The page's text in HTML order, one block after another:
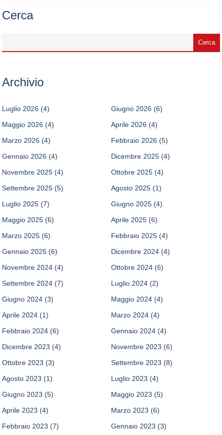
Cerca
Archivio
Luglio 2026 (4) Giugno 2026 (6)
Maggio 2026 (4) Aprile 2026 (4)
Marzo 2026 (4) Febbraio 2026 (5)
Gennaio 2026 (4) Dicembre 2025 (4)
Novembre 2025 (4) Ottobre 2025 (4)
Settembre 2025 (5) Agosto 2025 (1)
Luglio 2025 (7) Giugno 2025 (4)
Maggio 2025 (6) Aprile 2025 (6)
Marzo 2025 (6) Febbraio 2025 (4)
Gennaio 2025 (6) Dicembre 2024 (4)
Novembre 2024 (4) Ottobre 2024 (6)
Settembre 2024 (7) Luglio 2024 (2)
Giugno 2024 (3) Maggio 2024 (4)
Aprile 2024 (1) Marzo 2024 (4)
Febbraio 2024 (6) Gennaio 2024 (4)
Dicembre 2023 (4) Novembre 2023 (6)
Ottobre 2023 (3) Settembre 2023 (8)
Agosto 2023 (1) Luglio 2023 (4)
Giugno 2023 (5) Maggio 2023 (5)
Aprile 2023 (4) Marzo 2023 (6)
Febbraio 2023 (7) Gennaio 2023 (3)